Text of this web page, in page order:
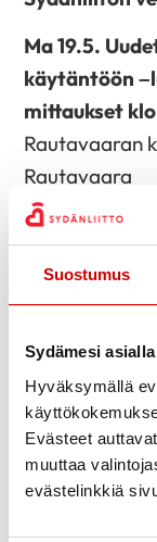
Suostumus
Sydämesi
Hyväksymällä
Evästeet
muuttaa
evästelinkkiä
Ma 19.5.
käytäntöön
mittaukset klo
Rautavaaran
Rautavaara
Ti 20.5.
alatori,
Sydänliiton
https://
Ke 21.5. Itä-